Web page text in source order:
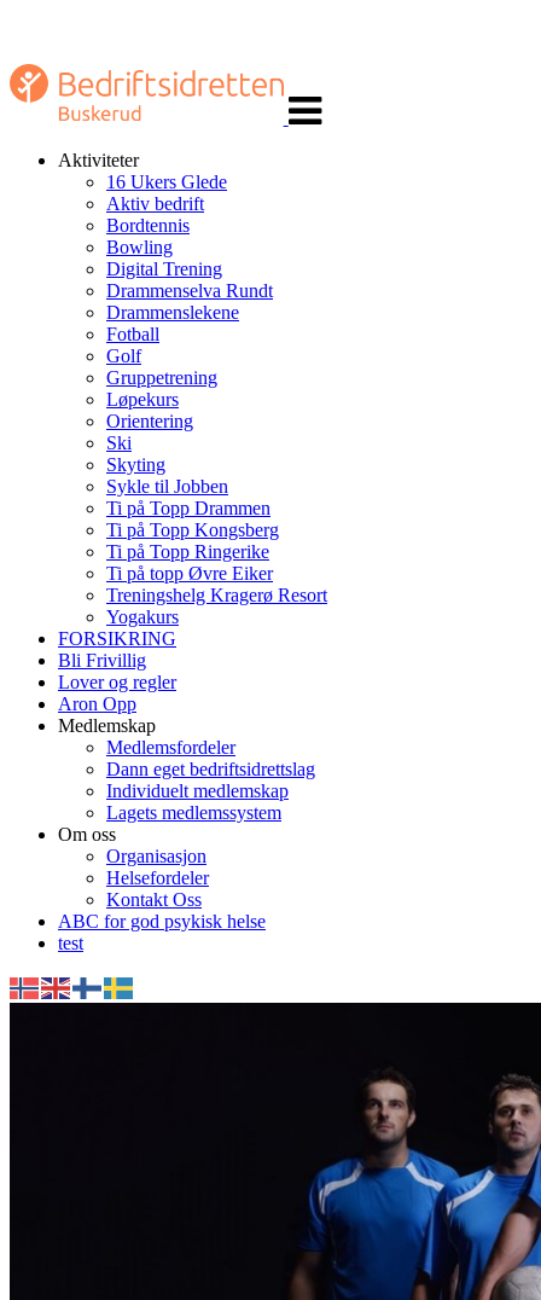
navigasjon
Aktiviteter
16 Ukers Glede
Aktiv bedrift
Bordtennis
Bowling
Digital Trening
Drammenselva Rundt
Drammenslekene
Fotball
Golf
Gruppetrening
Løpekurs
Orientering
Ski
Skyting
Sykle til Jobben
Ti på Topp Drammen
Ti på Topp Kongsberg
Ti på Topp Ringerike
Ti på topp Øvre Eiker
Treningshelg Kragerø Resort
Yogakurs
FORSIKRING
Bli Frivillig
Lover og regler
Aron Opp
Medlemskap
Medlemsfordeler
Dann eget bedriftsidrettslag
Individuelt medlemskap
Lagets medlemssystem
Om oss
Organisasjon
Helsefordeler
Kontakt Oss
ABC for god psykisk helse
test